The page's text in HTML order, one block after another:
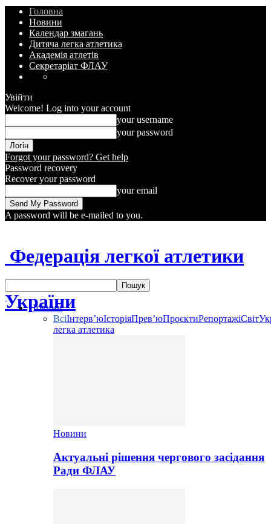
Головна
Новини
Календар змагань
Дитяча легка атлетика
Академія атлетів
Секретаріат ФЛАУ
Увійти
Welcome! Log into your account
your username
your password
Forgot your password? Get help
Password recovery
Recover your password
your email
A password will be e-mailed to you.
Федерація легкої атлетики
України
Новини
ВсіІнтерв’юІсторіяПрев’юПроєктиРепортажіСвіт
легка атлетика
Новини
Актуальні рішення чергового засідання
Ради ФЛАУ